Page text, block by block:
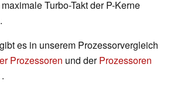
Turbo-Takt der P-Kerne
es in unserem Prozessorvergleich
Prozessoren und derProzessoren
.